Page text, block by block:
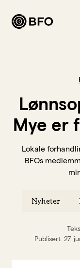
Bli BFO-
Verving
Hva vi
BFO-skolen
Mye er
Lokale
BFOs
Nyheter
Publisert 27.